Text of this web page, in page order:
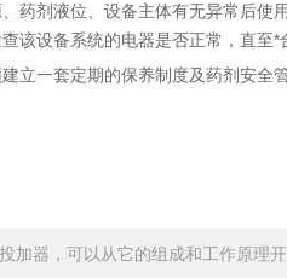
、药剂液位、设备主体有无异常后使
查该设备系统的电器是否正常，直至*
建立一套定期的保养制度及药剂安全
加器，可以从它的组成和工作原理